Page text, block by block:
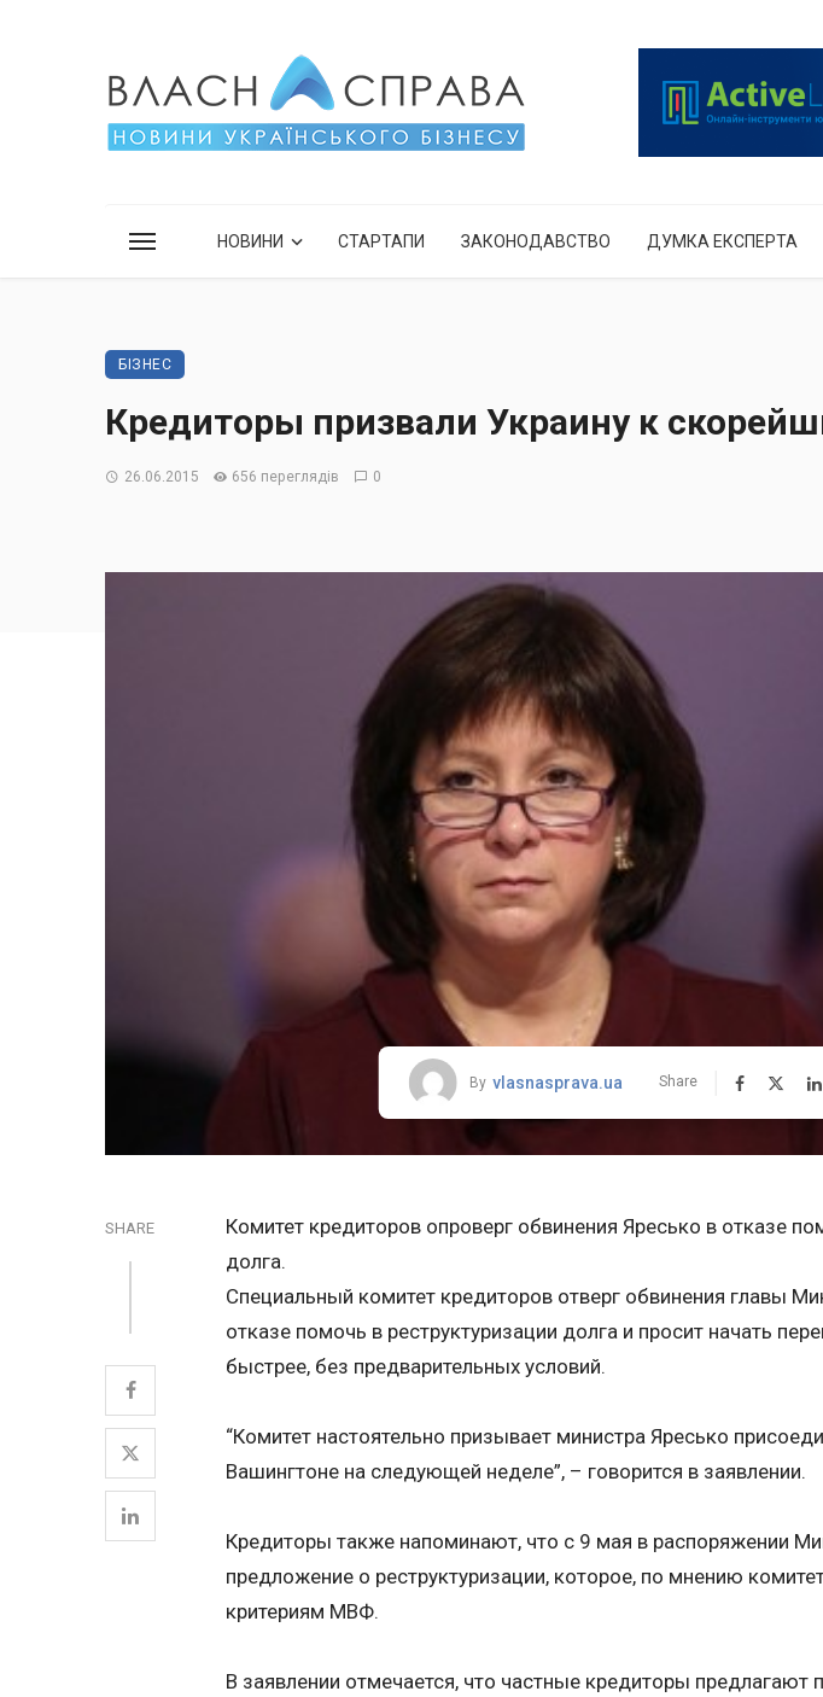
НОВИНИ СТАРТАПИ ЗАКОНОДАВСТВО ДУМКА ЕКСПЕРТА
БІЗНЕС
Кредиторы призвали Украину к
26.06.2015 656 переглядів 0
By vlasnasprava.ua Share
SHARE
Комитет кредиторов опроверг обвинения Яресько в отказе
долга.
Специальный комитет кредиторов отверг обвинения главы
отказе помочь в реструктуризации долга и просит начать
быстрее, без предварительных условий.
“Комитет настоятельно призывает министра Яресько
Вашингтоне на следующей неделе”, – говорится в заявлении.
Кредиторы также напоминают, что с 9 мая в распоряжении
предложение о реструктуризации, которое, по мнению
критериям МВФ.
В заявлении отмечается, что частные кредиторы